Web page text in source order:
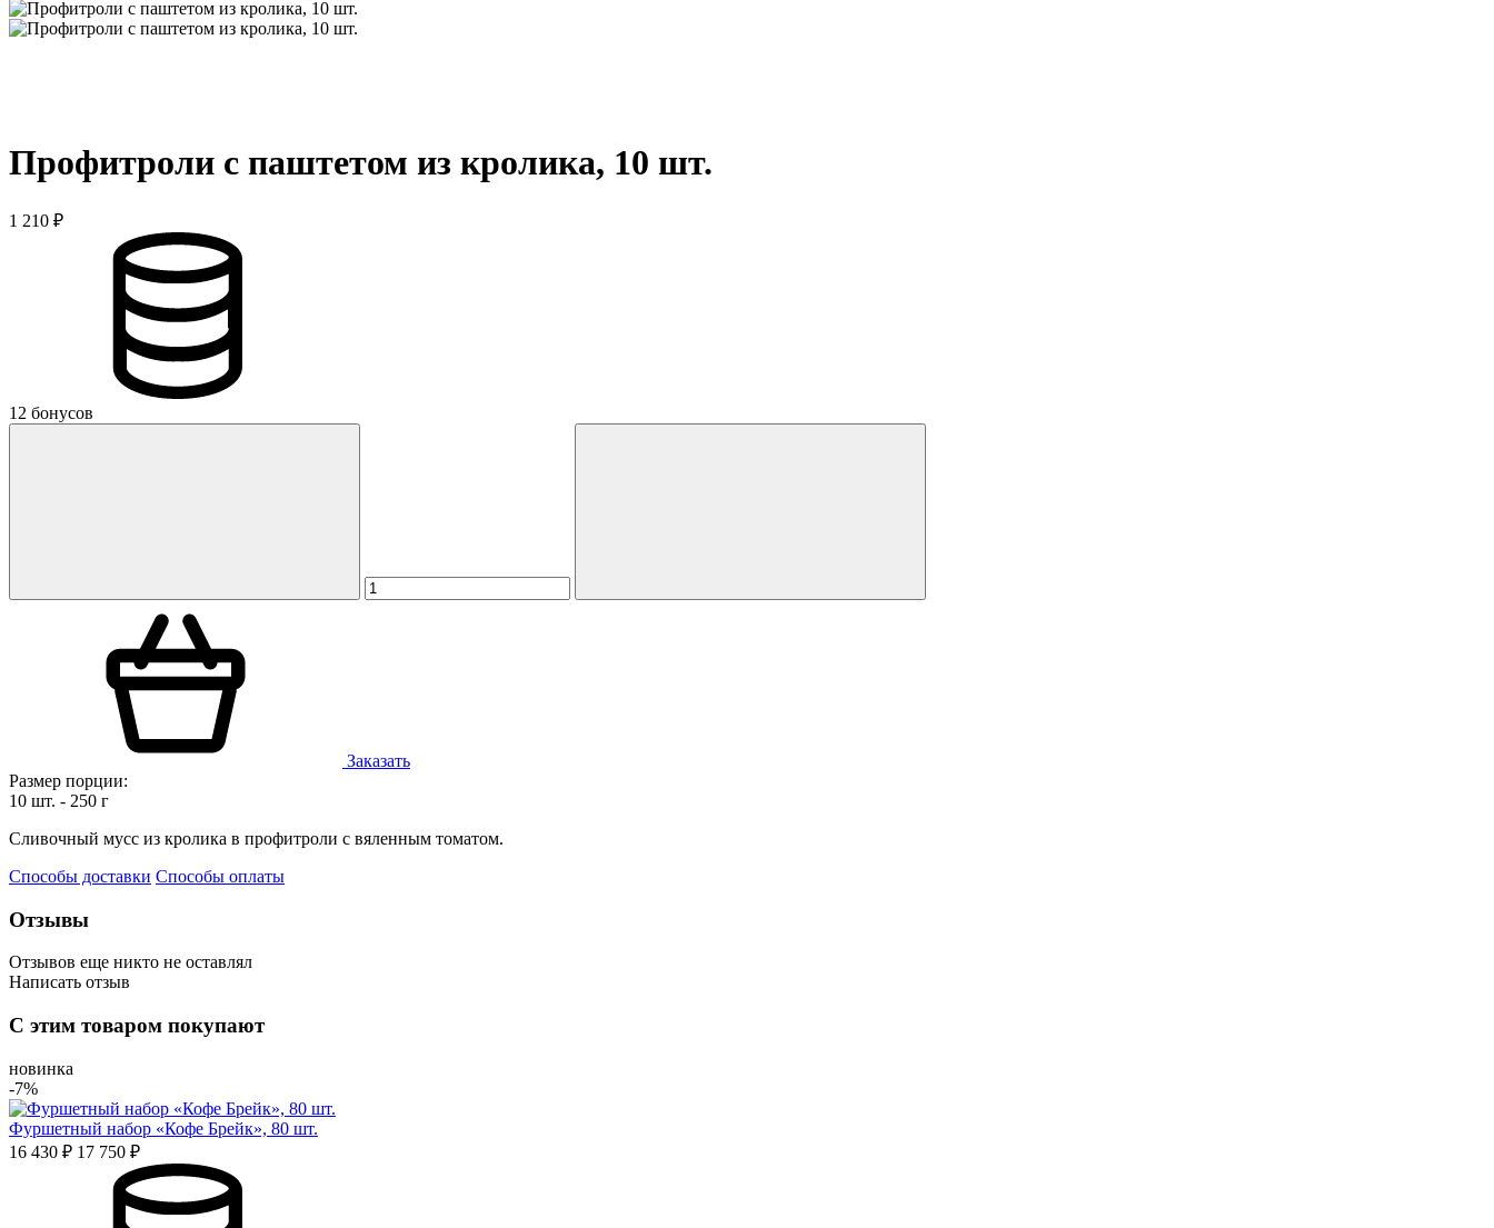
Профитроли с паштетом из кролика, 10 шт.
1 210 ₽
12 бонусов
Заказать
Размер порции:
10 шт. - 250 г
Сливочный мусс из кролика в профитроли с вяленным томатом.
Способы доставки Способы оплаты
Отзывы
Отзывов еще никто не оставлял
Написать отзыв
С этим товаром покупают
новинка
-7%
Фуршетный набор «Кофе Брейк», 80 шт.
16 430 ₽ 17 750 ₽